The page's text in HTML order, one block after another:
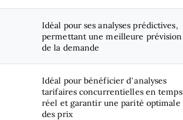
Idéal pour ses analyses prédictives,
permettant une meilleure prévision
de la demande
Idéal pour bénéficier d’analyses
tarifaires concurrentielles en temps
réel et garantir une parité optimale
des prix